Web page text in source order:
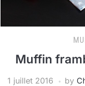
Muffin
1 juillet 2016 by